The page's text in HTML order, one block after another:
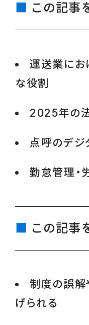
この記事
運送業にお
な役割
2025年の
点呼のデジ
勤怠管理・
この記事
制度の誤解
げられる